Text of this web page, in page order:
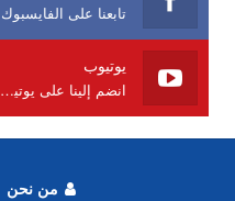
تابعنا على الفايسبوك
يوتيوب
انضم إلينا على يوتيوب
من نحن